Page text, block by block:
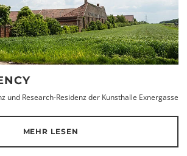
und Research-Residenz der Kunsthalle Exnergasse
MEHR LESEN